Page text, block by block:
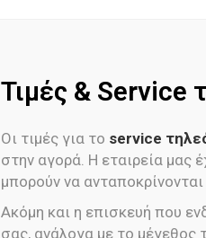
Τιμές & Service
Οι τιμές για το service
στην αγορά. Η εταιρεία μας
μπορούν να
Ακόμη και η επισκευή που
σας, ανάλογα με το μέγεθος